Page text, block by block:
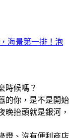
海景第一排！泡
時候嗎？
的你，是不是開始
晚抬頭就是銀河，
燈、沒有便利商店